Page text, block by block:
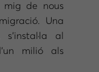
mig de nous
Una
al
milió als